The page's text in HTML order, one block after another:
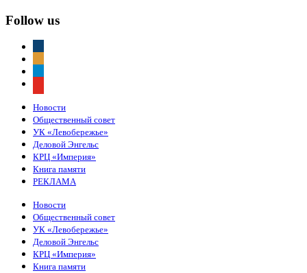
Follow us
Новости
Общественный совет
УК «Левобережье»
Деловой Энгельс
КРЦ «Империя»
Книга памяти
РЕКЛАМА
Новости
Общественный совет
УК «Левобережье»
Деловой Энгельс
КРЦ «Империя»
Книга памяти